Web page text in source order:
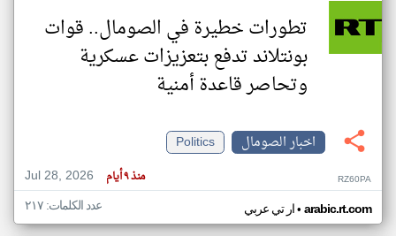
تطورات خطيرة في الصومال.. قوات
بونتلاند تدفع بتعزيزات عسكرية
وتحاصر قاعدة أمنية
اخبار الصومال
Politics
Jul 28, 2026
منذ ٩ أيام RZ60PA
ار تي عربي• arabic.rt.com عدد الكلمات: ٢١٧